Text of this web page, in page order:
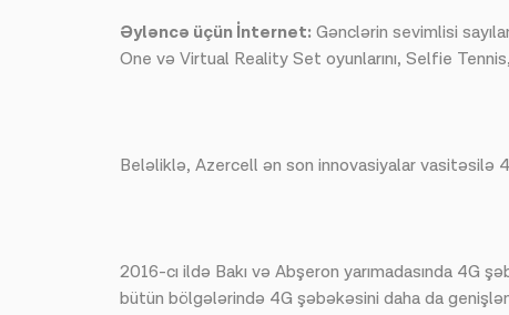
Əyləncə üçün İnternet: Gənclərin sevimlisi
One və Virtual Reality Set oyunlarını, Selfie
Beləliklə, Azercell ən son innovasiyalar vasitəsilə
2016-cı ildə Bakı və Abşeron yarımadasında 4G
bütün bölgələrində 4G şəbəkəsini daha da